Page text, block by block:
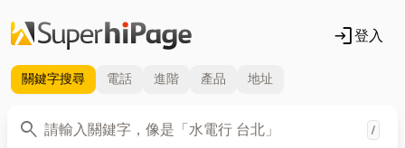
login登入
關鍵字搜尋 電話 進階 產品 地址
search
關鍵字 /